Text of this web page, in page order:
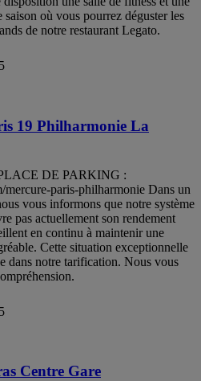
saison où vous pourrez déguster les
de notre restaurant Legato.
19 Philharmonie La
DE PARKING :
paris-philharmonie Dans un
vous informons que notre système
pas actuellement son rendement
en continu à maintenir une
Cette situation exceptionnelle
dans notre tarification. Nous vous
Centre Gare